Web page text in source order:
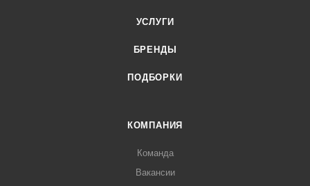
УСЛУГИ
БРЕНДЫ
ПОДБОРКИ
КОМПАНИЯ
Команда
Вакансии